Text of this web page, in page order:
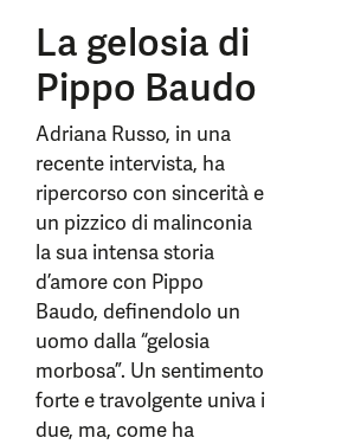
La gelosia di
Pippo Baudo
Adriana Russo, in una
recente intervista, ha
ripercorso con sincerità e
un pizzico di malinconia
la sua intensa storia
d’amore con Pippo
Baudo, definendolo un
uomo dalla “gelosia
morbosa”. Un sentimento
forte e travolgente univa i
due, ma, come ha